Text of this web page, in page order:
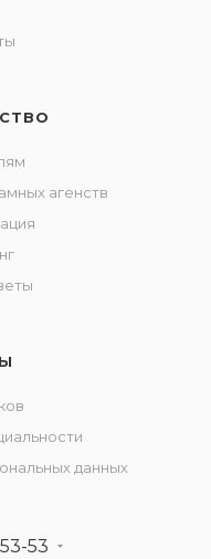
агенств
данных
53